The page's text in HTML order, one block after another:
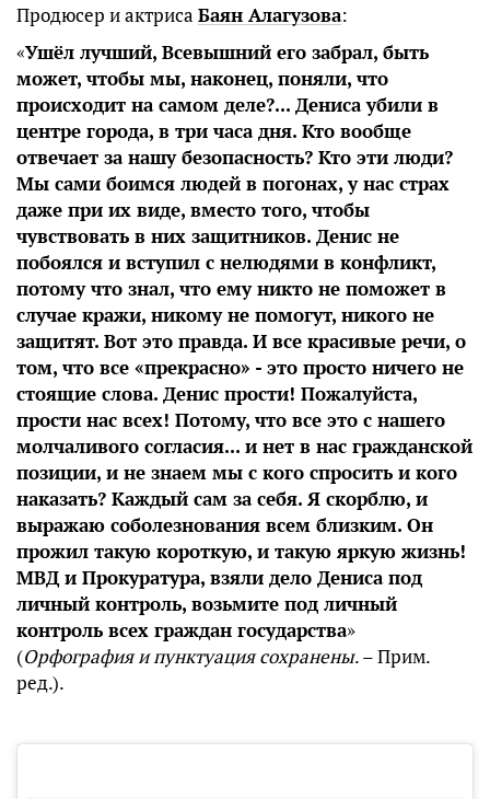
Продюсер и актриса Баян Алагузова:
«Ушёл лучший, Всевышний его забрал, быть
может, чтобы мы, наконец, поняли, что
происходит на самом деле?... Дениса убили в
центре города, в три часа дня. Кто вообще
отвечает за нашу безопасность? Кто эти люди?
Мы сами боимся людей в погонах, у нас страх
даже при их виде, вместо того, чтобы
чувствовать в них защитников. Денис не
побоялся и вступил с нелюдями в конфликт,
потому что знал, что ему никто не поможет в
случае кражи, никому не помогут, никого не
защитят. Вот это правда. И все красивые речи, о
том, что все «прекрасно» - это просто ничего не
стоящие слова. Денис прости! Пожалуйста,
прости нас всех! Потому, что все это с нашего
молчаливого согласия... и нет в нас гражданской
позиции, и не знаем мы с кого спросить и кого
наказать? Каждый сам за себя. Я скорблю, и
выражаю соболезнования всем близким. Он
прожил такую короткую, и такую яркую жизнь!
МВД и Прокуратура, взяли дело Дениса под
личный контроль, возьмите под личный
контроль всех граждан государства»
(Орфография и пунктуация сохранены. – Прим.
ред.).